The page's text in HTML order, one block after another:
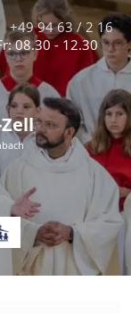
+49 94 63 / 2 16
08.30 - 12.30